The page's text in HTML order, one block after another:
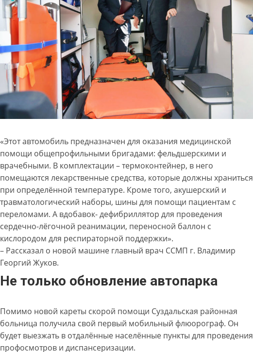
«Этот автомобиль предназначен для оказания медицинской
помощи общепрофильными бригадами: фельдшерскими и
врачебными. В комплектации – термоконтейнер, в него
помещаются лекарственные средства, которые должны храниться
при определённой температуре. Кроме того, акушерский и
травматологический наборы, шины для помощи пациентам с
переломами. А вдобавок- дефибриллятор для проведения
сердечно-лёгочной реанимации, переносной баллон с
кислородом для респираторной поддержки».
– Рассказал о новой машине главный врач ССМП г. Владимир
Георгий Жуков.
Не только обновление автопарка
Помимо новой кареты скорой помощи Суздальская районная
больница получила свой первый мобильный флюорограф. Он
будет выезжать в отдалённые населённые пункты для проведения
профосмотров и диспансеризации.